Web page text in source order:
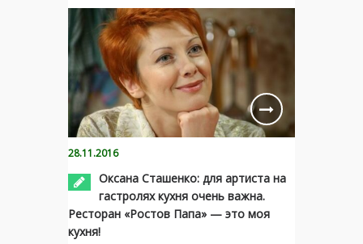
28.11.2016
Оксана Сташенко: для артиста на
гастролях кухня очень важна.
Ресторан «Ростов Папа» — это моя
кухня!